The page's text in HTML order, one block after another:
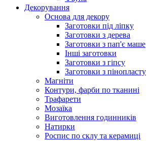
Декорування
Основа для декору
Заготовки під ліпку
Заготовки з дерева
Заготовки з пап'є маше
Інші заготовки
Заготовки з гіпсу
Заготовки з пінопласту
Магніти
Контури, фарби по тканині
Трафарети
Мозаїка
Виготовлення годинників
Натирки
Роспис по склу та керамиці